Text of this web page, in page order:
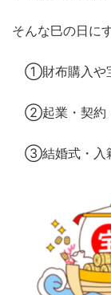
そんな巳の日に
①財布購入や
②起業・契約
③結婚式・入